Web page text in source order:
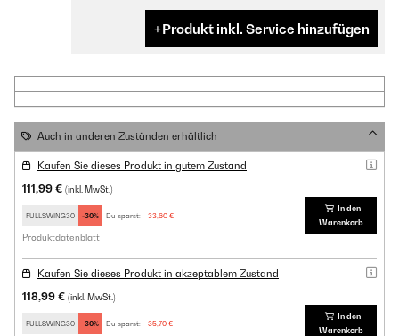
Produkt inkl. Service hinzufügen
Auch in anderen Zuständen erhältlich
Kaufen Sie dieses Produkt in gutem Zustand
111,99 € (inkl. MwSt.)
FULLSWING30 -30% Du sparst: 33,60 €
Produktdatenblatt
In den
Warenkorb
Kaufen Sie dieses Produkt in akzeptablem Zustand
118,99 € (inkl. MwSt.)
FULLSWING30 -30% Du sparst: 35,70 €
In den
Warenkorb